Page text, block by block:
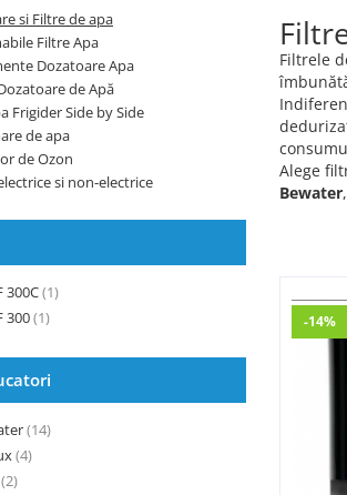
Filtrele
Alege
Bewater
si Filtre de apa
Filtre Apa
Dozatoare Apa
de Apă
Frigider Side by Side
de apa
de Ozon
si non-electrice
300C(1)
300(1)
(14)
(4)
(2)
-14%